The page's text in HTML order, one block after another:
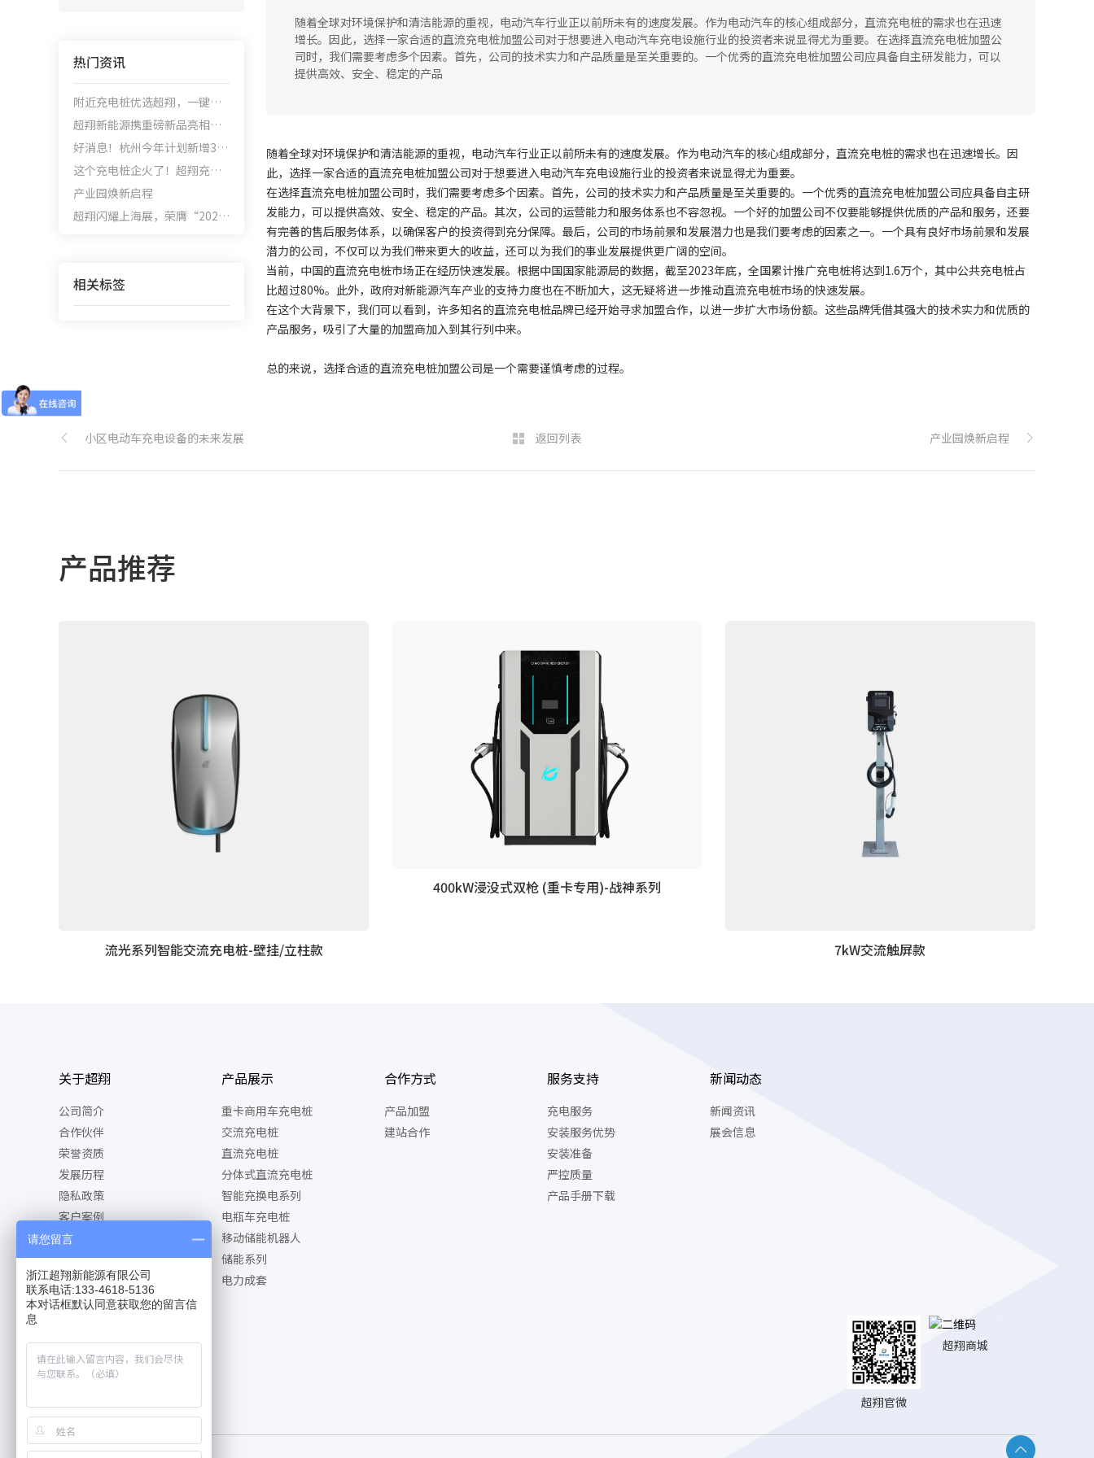
热门资讯
附近充电桩优选超翔，一键查找，快速充电！
超翔新能源携重磅新品亮相浙江国际智慧交通产业博览会
好消息！杭州今年计划新增3000充电桩
这个充电桩企火了！超翔充电桩在厦门光储充产业会上惊喜出圈，狂掀市场加盟潮！
产业园焕新启程
超翔闪耀上海展，荣膺“2025中国充换电行业十大超充桩品牌”！
相关标签
随着全球对环境保护和清洁能源的重视，电动汽车行业正以前所未有的速度发展。作为电动汽车的核心组成部分，直流充电桩的需求也在迅速
增长。因此，选择一家合适的直流充电桩加盟公司对于想要进入电动汽车充电设施行业的投资者来说显得尤为重要。 在选择直流充电桩加盟公
司时，我们需要考虑多个因素。首先，公司的技术实力和产品质量是至关重要的。一个优秀的直流充电桩加盟公司应具备自主研发能力，可以
提供高效、安全、稳定的产品
随着全球对环境保护和清洁能源的重视，电动汽车行业正以前所未有的速度发展。作为电动汽车的核心组成部分，直流充电桩的需求也在迅速增长。因
此，选择一家合适的直流充电桩加盟公司对于想要进入电动汽车充电设施行业的投资者来说显得尤为重要。
在选择直流充电桩加盟公司时，我们需要考虑多个因素。首先，公司的技术实力和产品质量是至关重要的。一个优秀的直流充电桩加盟公司应具备自主研
发能力，可以提供高效、安全、稳定的产品。其次，公司的运营能力和服务体系也不容忽视。一个好的加盟公司不仅要能够提供优质的产品和服务，还要
有完善的售后服务体系，以确保客户的投资得到充分保障。最后，公司的市场前景和发展潜力也是我们要考虑的因素之一。一个具有良好市场前景和发展
潜力的公司，不仅可以为我们带来更大的收益，还可以为我们的事业发展提供更广阔的空间。
当前，中国的直流充电桩市场正在经历快速发展。根据中国国家能源局的数据，截至2023年底，全国累计推广充电桩将达到1.6万个，其中公共充电桩占
比超过80%。此外，政府对新能源汽车产业的支持力度也在不断加大，这无疑将进一步推动直流充电桩市场的快速发展。
在这个大背景下，我们可以看到，许多知名的直流充电桩品牌已经开始寻求加盟合作，以进一步扩大市场份额。这些品牌凭借其强大的技术实力和优质的
产品服务，吸引了大量的加盟商加入到其行列中来。
总的来说，选择合适的直流充电桩加盟公司是一个需要谨慎考虑的过程。
小区电动车充电设备的未来发展 返回列表 产业园焕新启程
产品推荐
流光系列智能交流充电桩-壁挂/立柱款
400kW浸没式双枪 (重卡专用)-战神系列
7kW交流触屏款
新闻动态
新闻资讯
展会信息
服务支持
充电服务
安装服务优势
安装准备
严控质量
产品手册下载
合作方式
产品加盟
建站合作
产品展示
重卡商用车充电桩
交流充电桩
直流充电桩
分体式直流充电桩
智能充换电系列
电瓶车充电桩
移动储能机器人
储能系列
电力成套
关于超翔
公司简介
合作伙伴
荣誉资质
发展历程
隐私政策
客户案例
超翔官微
超翔商城

请您留言
浙江超翔新能源有限公司
联系电话:133-4618-5136
本对话框默认同意获取您的留言信
息